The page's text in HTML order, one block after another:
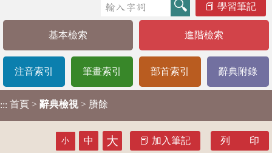
學習筆記
基本檢索 進階檢索
注音索引 筆畫索引 部首索引 辭典附錄
::: 首頁 > 辭典檢視 > 賸餘
小 中 大 加入筆記 列 印